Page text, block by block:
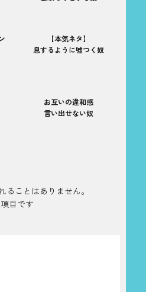
【本気ネタ】
息するように嘘つく奴
お互いの違和感
言い出せない奴
ることはありません。
目です